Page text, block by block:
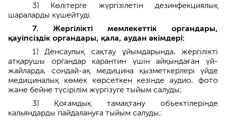
3) Көлітерге жүргізілетін дезинфекциялық
шараларды күшейтуді.
7. Жергілікті мемлекеттік органдары,
қауіпсіздік органдары, қала, аудан әкімдері:
1) Денсаулық сақтау ұйымдарында, жергілікті
атқарушы органдар карантин үшін айқындаған үй-
жайларда, сондай-ақ медицина қызметкерлері үйде
медициналық көмек көрсеткен кезінде аудио, фото
және бейне түсірілім жүргізуге тыйым салуды;
3) Қоғамдық тамақтану объектілерінде
кальяндарды пайдалануға тыйым салуды;